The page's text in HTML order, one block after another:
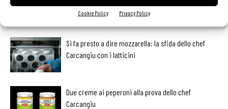
Cookie Policy Privacy Policy
miscelazione: parola di chef Apreda
Si fa presto a dire mozzarella: la sfida dello chef
Carcangiu con i latticini
Due creme ai peperoni alla prova dello chef
Carcangiu